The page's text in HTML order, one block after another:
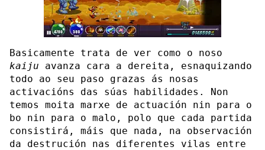
Basicamente trata de ver como o noso
kaiju avanza cara a dereita, esnaquizando
todo ao seu paso grazas ás nosas
activacións das súas habilidades. Non
temos moita marxe de actuación nin para o
bo nin para o malo, polo que cada partida
consistirá, máis que nada, na observación
da destrución nas diferentes vilas entre